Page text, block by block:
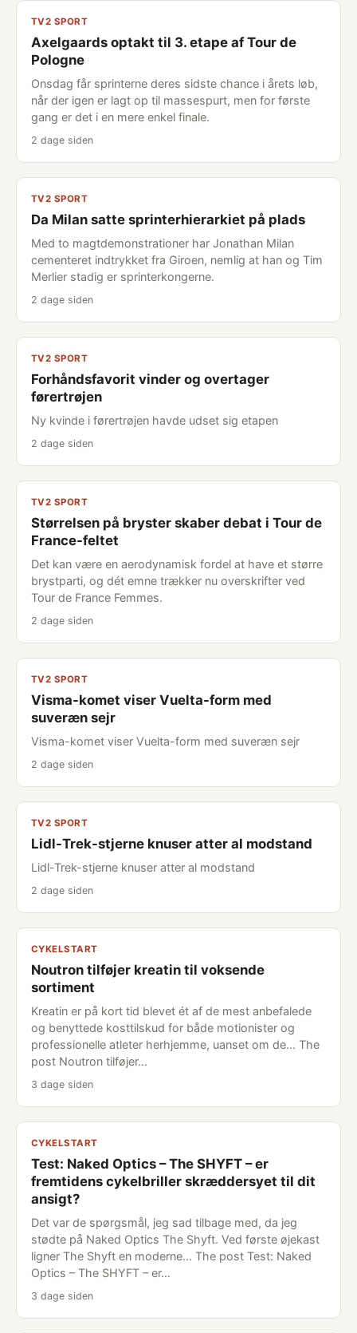
TV2 SPORT
Axelgaards optakt til 3. etape af Tour de
Pologne
Onsdag får sprinterne deres sidste chance i årets løb,
når der igen er lagt op til massespurt, men for første
gang er det i en mere enkel finale.
2 dage siden
TV2 SPORT
Da Milan satte sprinterhierarkiet på plads
Med to magtdemonstrationer har Jonathan Milan
cementeret indtrykket fra Giroen, nemlig at han og Tim
Merlier stadig er sprinterkongerne.
2 dage siden
TV2 SPORT
Forhåndsfavorit vinder og overtager
førertrøjen
Ny kvinde i førertrøjen havde udset sig etapen
2 dage siden
TV2 SPORT
Størrelsen på bryster skaber debat i Tour de
France-feltet
Det kan være en aerodynamisk fordel at have et større
brystparti, og dét emne trækker nu overskrifter ved
Tour de France Femmes.
2 dage siden
TV2 SPORT
Visma-komet viser Vuelta-form med
suveræn sejr
Visma-komet viser Vuelta-form med suveræn sejr
2 dage siden
TV2 SPORT
Lidl-Trek-stjerne knuser atter al modstand
Lidl-Trek-stjerne knuser atter al modstand
2 dage siden
CYKELSTART
Noutron tilføjer kreatin til voksende
sortiment
Kreatin er på kort tid blevet ét af de mest anbefalede
og benyttede kosttilskud for både motionister og
professionelle atleter herhjemme, uanset om de... The
post Noutron tilføjer…
3 dage siden
CYKELSTART
Test: Naked Optics – The SHYFT – er
fremtidens cykelbriller skræddersyet til dit
ansigt?
Det var de spørgsmål, jeg sad tilbage med, da jeg
stødte på Naked Optics The Shyft. Ved første øjekast
ligner The Shyft en moderne... The post Test: Naked
Optics – The SHYFT – er…
3 dage siden